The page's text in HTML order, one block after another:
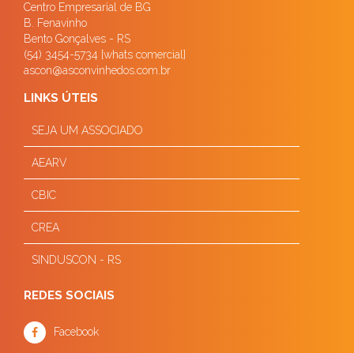
Centro Empresarial de BG
B. Fenavinho
Bento Gonçalves - RS
(54) 3454-5734 [whats comercial]
ascon@asconvinhedos.com.br
LINKS ÚTEIS
SEJA UM ASSOCIADO
AEARV
CBIC
CREA
SINDUSCON - RS
REDES SOCIAIS
Facebook